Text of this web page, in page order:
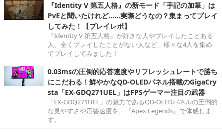
『Identity V 第五人格』の新モード「手記の加筆」は
PvEと聞いたけれど……実際どうなの？集まってプレイ
してみた！【プレイレポ】
『Identity V 第五人格』が好きな人やプレイしたことある
人、全くプレイしたことがない人など、様々な4人を集め
てプレイしてみました！
0.03msの圧倒的応答速度やリフレッシュレートで勝ち
にこだわる！鮮やかなQD-OLEDパネル搭載のGigaCry
sta「EX-GDQ271UEL」はFPSゲーマー注目の武器
「EX-GDQ271UEL」の魅力であるQD-OLEDパネルの圧倒的
な見やすさや応答速度を、『Apex Legends』で体感しま
す。